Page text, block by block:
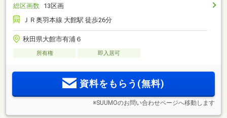
総区画数 13区画
ＪＲ奥羽本線 大館駅 徒歩26分
秋田県大館市有浦６
所有権 即入居可
資料をもらう(無料)
※SUUMOのお問い合わせページへ移動します